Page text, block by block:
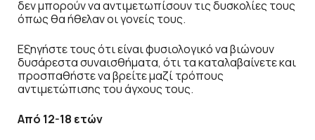
δεν μπορούν να αντιμετωπίσουν τις δυσκολίες τους
όπως θα ήθελαν οι γονείς τους.
Εξηγήστε τους ότι είναι φυσιολογικό να βιώνουν
δυσάρεστα συναισθήματα, ότι τα καταλαβαίνετε και
προσπαθήστε να βρείτε μαζί τρόπους
αντιμετώπισης του άγχους τους.
Από 12-18 ετών